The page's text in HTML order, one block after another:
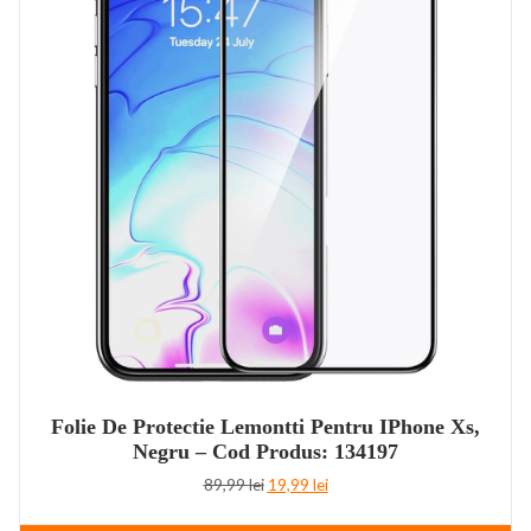
Folie De Protectie Lemontti Pentru IPhone Xs,
Negru – Cod Produs: 134197
89,99lei Prețul
19,99 leiPrețul